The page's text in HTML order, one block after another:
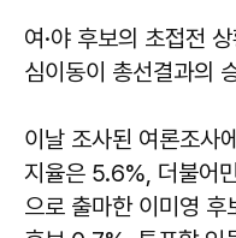
여·야 후보의 초접전
심이동이 총선결과의
이날 조사된 여론조사
지율은 5.6%, 더불어
으로 출마한 이미영